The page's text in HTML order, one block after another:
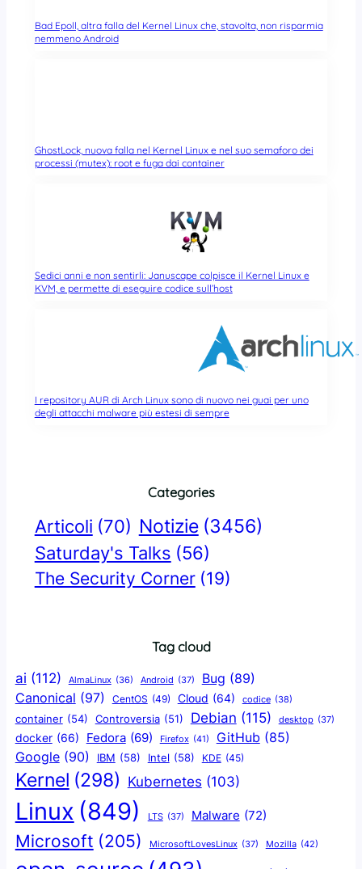
Bad Epoll, altra falla del Kernel Linux che, stavolta, non risparmia
nemmeno Android
GhostLock, nuova falla nel Kernel Linux e nel suo semaforo dei
processi (mutex): root e fuga dai container
Sedici anni e non sentirli: Januscape colpisce il Kernel Linux e
KVM, e permette di eseguire codice sull’host
I repository AUR di Arch Linux sono di nuovo nei guai per uno
degli attacchi malware più estesi di sempre
Categories
Articoli (70) Notizie (3456)
Saturday's Talks (56)
The Security Corner (19)
Tag cloud
ai (112) AlmaLinux (36) Android (37) Bug (89)
Canonical (97) CentOS (49) Cloud (64) codice (38)
container (54) Controversia (51) Debian (115) desktop (37)
docker (66) Fedora (69) Firefox (41) GitHub (85)
Google (90) IBM (58) Intel (58) KDE (45)
Kernel (298) Kubernetes (103)
Linux (849) LTS (37) Malware (72)
Microsoft (205) MicrosoftLovesLinux (37) Mozilla (42)